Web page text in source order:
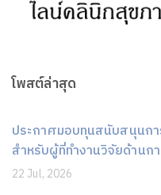
โพสต์ล่าสุด
ประกาศมอบทุนสนับสนุนก
สำหรับผู้ที่ทำงานวิจัยด้าน
22 Jul, 2026